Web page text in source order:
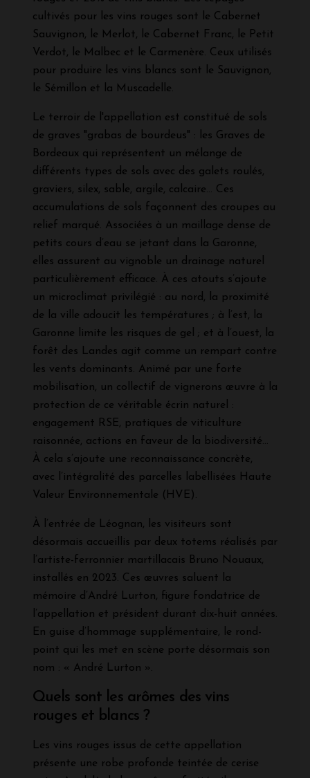
cultivés pour les vins rouges sont le Cabernet
Sauvignon, le Merlot, le Cabernet Franc, le Petit
Verdot, le Malbec et le Carmenère. Ceux utilisés
pour produire les vins blancs sont le Sauvignon,
le Sémillon et la Muscadelle.
Le terroir de l'appellation est constitué de sols
de graves "grabas de bourdeus" : les Graves de
Bordeaux qui représentent un mélange de
différents types de sols avec des galets roulés,
graviers, silex, sable, argile, calcaire... Ces
accumulations de sols façonnent des croupes au
relief marqué. Associées à un maillage dense de
petits cours d’eau se jetant dans la Garonne,
elles assurent au vignoble un drainage naturel
particulièrement efficace. À ces atouts s’ajoute
un microclimat privilégié : au nord, la proximité
de la ville adoucit les températures ; à l’est, la
Garonne limite les risques de gel ; et à l’ouest, la
forêt des Landes agit comme un rempart contre
les vents dominants. Animé par une forte
mobilisation, un collectif de vignerons œuvre à la
protection de ce véritable écrin naturel :
engagement RSE, pratiques de viticulture
raisonnée, actions en faveur de la biodiversité…
À cela s’ajoute une reconnaissance concrète,
avec l’intégralité des parcelles labellisées Haute
Valeur Environnementale (HVE).
À l’entrée de Léognan, les visiteurs sont
désormais accueillis par deux totems réalisés par
l’artiste-ferronnier martillacais Bruno Nouaux,
installés en 2023. Ces œuvres saluent la
mémoire d’André Lurton, figure fondatrice de
l’appellation et président durant dix-huit années.
En guise d’hommage supplémentaire, le rond-
point qui les met en scène porte désormais son
nom : « André Lurton ».
Quels sont les arômes des vins
rouges et blancs ?
Les vins rouges issus de cette appellation
présente une robe profonde teintée de cerise